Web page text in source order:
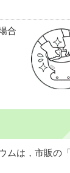
合
ムは，市販の